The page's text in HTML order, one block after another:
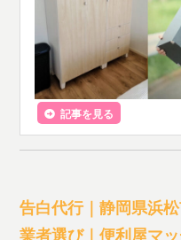
記事を見る
告白代行｜静岡県浜
業者選び｜便利屋マ